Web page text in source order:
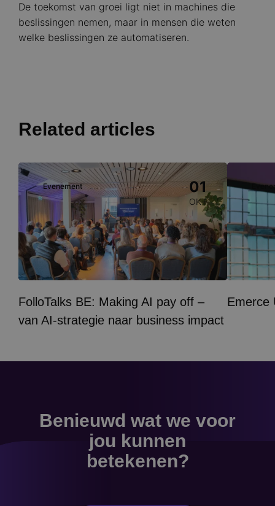
De toekomst van groei ligt niet in machines die
beslissingen nemen, maar in mensen die weten
welke beslissingen ze automatiseren.
Related articles
Evenement 01
OKT
Image
FolloTalks BE: Making AI pay off –
van AI-strategie naar business impact
Emerce
Benieuwd wat we voor
jou kunnen
betekenen?